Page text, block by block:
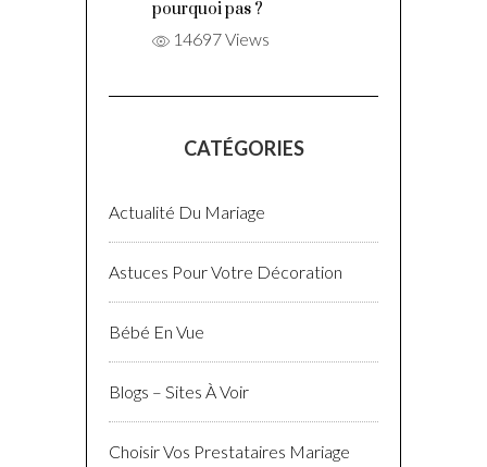
pourquoi pas ?
14697 Views
CATÉGORIES
Actualité Du Mariage
Astuces Pour Votre Décoration
Bébé En Vue
Blogs – Sites À Voir
Choisir Vos Prestataires Mariage